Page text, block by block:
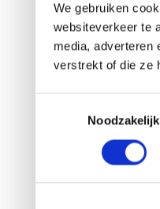
We gebruiken
websiteverkeer te
media, adverteren
verstrekt of die ze
Noodzakelijk